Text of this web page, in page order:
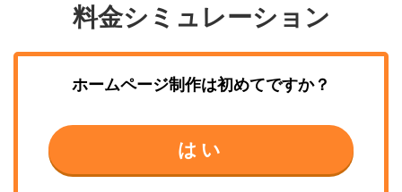
料金シミュレーション
ホームページ制作は初めてですか？
はい